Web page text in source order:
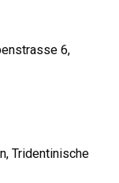
6,
Tridentinische